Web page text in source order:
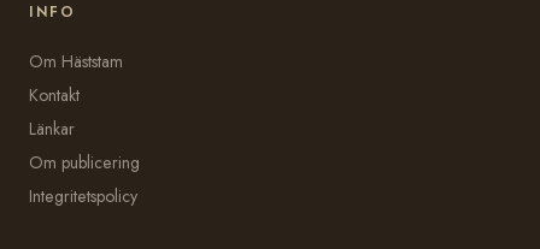
INFO
Om Häststam
Kontakt
Länkar
Om publicering
Integritetspolicy